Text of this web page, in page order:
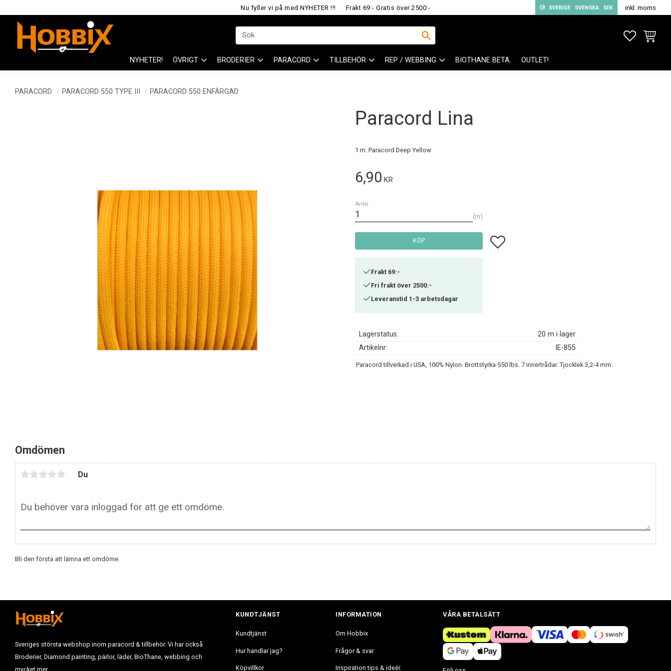
Nu fyller vi på med NYHETER !!! Frakt 69:- Gratis över 2500:- SVERIGE SVENSKA SEK inkl. moms
NYHETER! ÖVRIGT BRODERIER PARACORD TILLBEHÖR REP / WEBBING BIOTHANE BETA. OUTLET!
PARACORD PARACORD 550 TYPE III PARACORD 550 ENFÄRGAD
Paracord Lina
1 m. Paracord Deep Yellow
6,90 KR
Antal
m
KÖP Lägg till i favoriter
Frakt 69:-
Fri frakt över 2500:-
Leveranstid 1-3 arbetsdagar
Lagerstatus
20 m i lager
Artikelnr
IE-855
Paracord tillverkad i USA, 100% Nylon. Brottstyrka 550 lbs. 7 innertrådar. Tjocklek 3,2-4 mm.
Omdömen
Du
Bli den första att lämna ett omdöme.
Sveriges största webshop inom paracord & tillbehör. Vi har också
Broderier, Diamond painting, pärlor, läder, BioThane, webbing och
mycket mer.
KUNDTJÄNST
Kundtjänst
Hur handlar jag?
Köpvillkor
INFORMATION
Om Hobbix
Frågor & svar
Inspiration tips & ideér.
VÅRA BETALSÄTT